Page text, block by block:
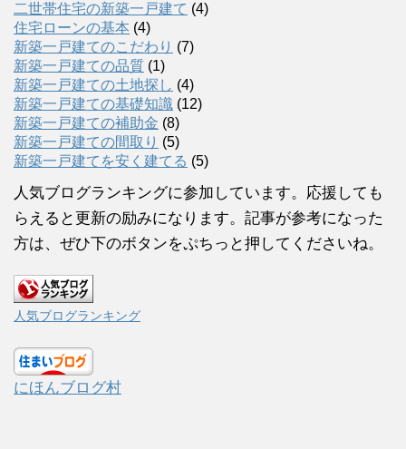
二世帯住宅の新築一戸建て (4)
住宅ローンの基本 (4)
新築一戸建てのこだわり (7)
新築一戸建ての品質 (1)
新築一戸建ての土地探し (4)
新築一戸建ての基礎知識 (12)
新築一戸建ての補助金 (8)
新築一戸建ての間取り (5)
新築一戸建てを安く建てる (5)
人気ブログランキングに参加しています。応援しても
らえると更新の励みになります。記事が参考になった
方は、ぜひ下のボタンをぷちっと押してくださいね。
人気ブログランキング
にほんブログ村